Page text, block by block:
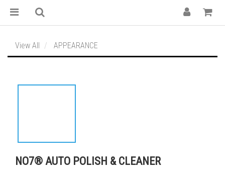
View All APPEARANCE
NO7® AUTO POLISH & CLEANER